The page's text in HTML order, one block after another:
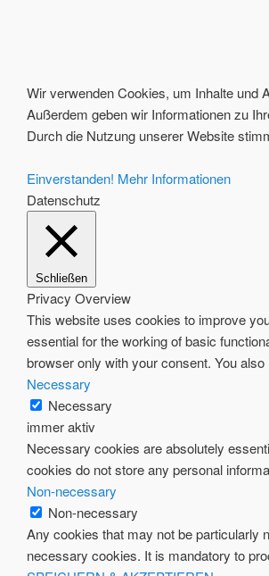
Wir verwenden Cookies, um Inhalte und
Außerdem geben wir Informationen zu
Durch die Nutzung unserer Website
Einverstanden! Mehr Informationen
Datenschutz
Schließen
Privacy Overview
This website uses cookies to improve
essential for the working of basic
browser only with your consent. You
Necessary
Necessary
immer aktiv
Necessary cookies are absolutely
cookies do not store any personal
Non-necessary
Non-necessary
Any cookies that may not be particularly
necessary cookies. It is mandatory to